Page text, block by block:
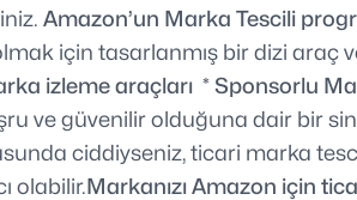
Amazon’un Marka Tescili
için tasarlanmış bir dizi araç
izleme araçları * Sponsorlu
ve güvenilir olduğuna dair bir
ciddiyseniz, ticari marka
olabilir.Markanızı Amazon için